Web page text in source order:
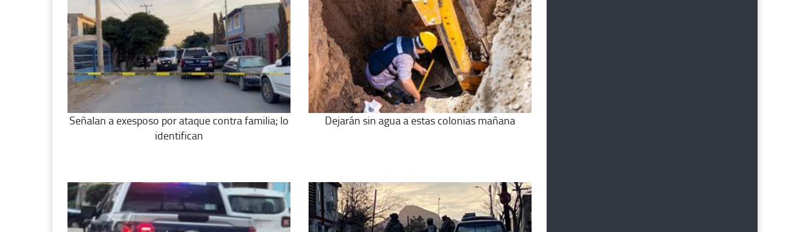
Señalan a exesposo por ataque contra familia; lo
identifican
Dejarán sin agua a estas colonias mañana